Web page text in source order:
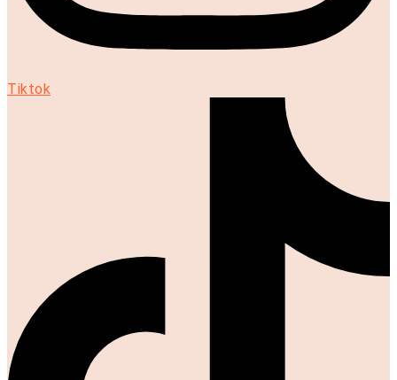
Tiktok